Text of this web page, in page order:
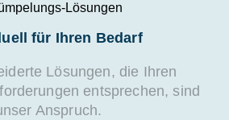
für Ihren Bedarf
Lösungen, die Ihren
entsprechen, sind
Anspruch.